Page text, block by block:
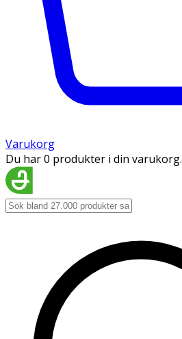
Varukorg
Du har 0 produkter i din varukorg.